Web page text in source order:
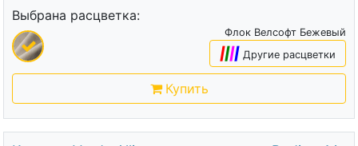
Выбрана расцветка:
Флок Велсофт Бежевый
|||| Другие расцветки
Купить